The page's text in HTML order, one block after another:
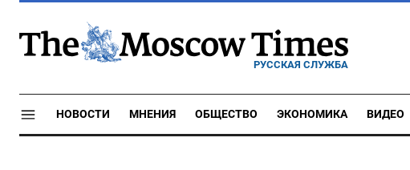
РУССКАЯ СЛУЖБА
НОВОСТИ МНЕНИЯ ОБЩЕСТВО ЭКОНОМИКА ВИДЕО